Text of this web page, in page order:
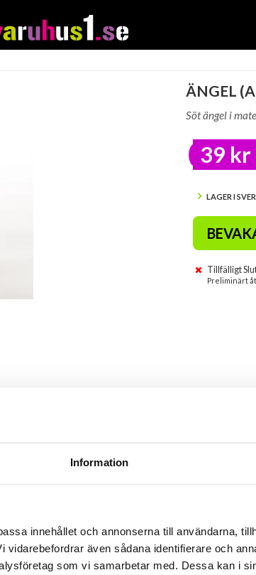
Information
innehållet och annonserna till användarna,
även sådana identifierare och
som vi samarbetar med. Dessa kan i
ÄNGEL
Söt ängel i
39 kr
LAGER I
Tillfälligt
Preliminärt
BETALNING